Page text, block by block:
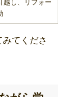
越し、リフォー
てくださ